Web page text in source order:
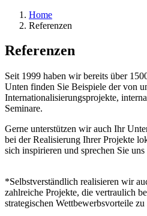
Home
Referenzen
Referenzen
Seit 1999 haben wir bereits über
Unten finden Sie Beispiele der von
Internationalisierungsprojekte,
Seminare.
Gerne unterstützen wir auch Ihr
bei der Realisierung Ihrer Projekte
sich inspirieren und sprechen Sie uns
*Selbstverständlich realisieren wir
zahlreiche Projekte, die vertraulich
strategischen Wettbewerbsvorteile zu